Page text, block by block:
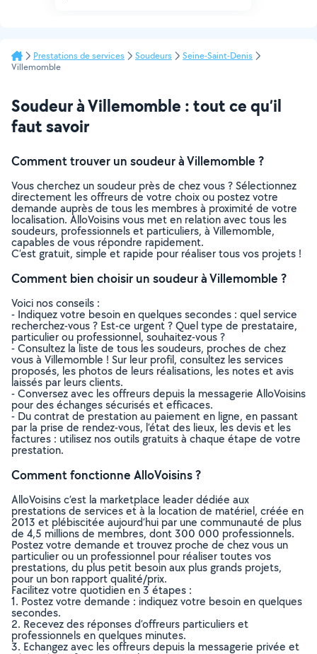
Prestations de services Soudeurs
Seine-Saint-Denis
Villemomble
Soudeur à Villemomble : tout ce qu’il
faut savoir
Comment trouver un soudeur à Villemomble ?
Vous cherchez un soudeur près de chez vous ? Sélectionnez
directement les offreurs de votre choix ou postez votre
demande auprès de tous les membres à proximité de votre
localisation. AlloVoisins vous met en relation avec tous les
soudeurs, professionnels et particuliers, à Villemomble,
capables de vous répondre rapidement.
C’est gratuit, simple et rapide pour réaliser tous vos projets !
Comment bien choisir un soudeur à Villemomble ?
Voici nos conseils :
- Indiquez votre besoin en quelques secondes : quel service
recherchez-vous ? Est-ce urgent ? Quel type de prestataire,
particulier ou professionnel, souhaitez-vous ?
- Consultez la liste de tous les soudeurs, proches de chez
vous à Villemomble ! Sur leur profil, consultez les services
proposés, les photos de leurs réalisations, les notes et avis
laissés par leurs clients.
- Conversez avec les offreurs depuis la messagerie AlloVoisins
pour des échanges sécurisés et efficaces.
- Du contrat de prestation au paiement en ligne, en passant
par la prise de rendez-vous, l’état des lieux, les devis et les
factures : utilisez nos outils gratuits à chaque étape de votre
prestation.
Comment fonctionne AlloVoisins ?
AlloVoisins c’est la marketplace leader dédiée aux
prestations de services et à la location de matériel, créée en
2013 et plébiscitée aujourd’hui par une communauté de plus
de 4,5 millions de membres, dont 300 000 professionnels.
Postez votre demande et trouvez proche de chez vous un
particulier ou un professionnel pour réaliser toutes vos
prestations, du plus petit besoin aux plus grands projets,
pour un bon rapport qualité/prix.
Facilitez votre quotidien en 3 étapes :
1. Postez votre demande : indiquez votre besoin en quelques
secondes.
2. Recevez des réponses d’offreurs particuliers et
professionnels en quelques minutes.
3. Echangez avec les offreurs depuis la messagerie privée et